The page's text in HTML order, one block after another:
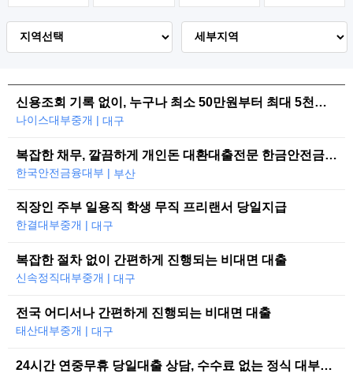
신용조회 기록 없이, 누구나 최소 50만원부터 최대 5천만원까지 당일 대출 가능합니다.
나이스대부중개 | 대구
복잡한 채무, 깔끔하게 개인돈 대환대출전문 한금안전금융대부
한국안전금융대부 | 부산
직장인 주부 일용직 학생 무직 프리랜서 당일지급
한결대부중개 | 대구
복잡한 절차 없이 간편하게 진행되는 비대면 대출
신속정직대부중개 | 대구
전국 어디서나 간편하게 진행되는 비대면 대출
태산대부중개 | 대구
24시간 연중무휴 당일대출 상담, 수수료 없는 정식 대부중개